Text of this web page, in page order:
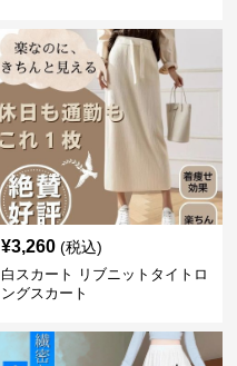
¥3,260 (税込)
白スカート リブニットタイトロ
ングスカート